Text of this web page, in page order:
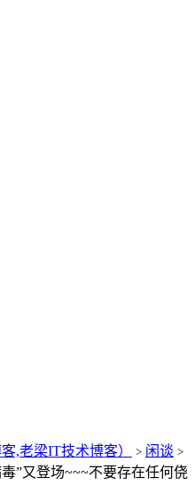
,老梁IT技术博客） > 闲谈 >
”又登场~~~不要存在任何侥